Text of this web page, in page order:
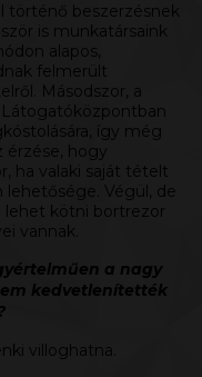
történő beszerzésnek
is munkatársaink
alapos,
felmerült
Másodszor, a
így még
érzése, hogy
ha valaki saját tételt
lehetősége. Végül, de
lehet kötni bortrezor
vannak.
a nagy
kedvetlenítették
villoghatna.